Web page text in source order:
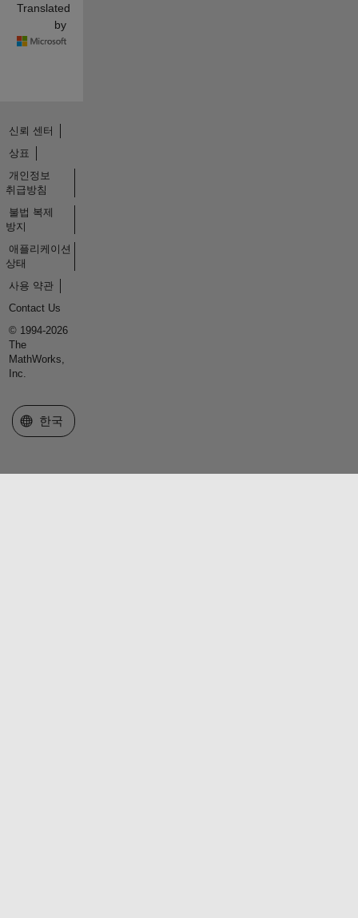
Translated
by
신뢰 센터
상표
개인정보
취급방침
불법 복제
방지
애플리케이션
상태
사용 약관
Contact Us
© 1994-2026
The
MathWorks,
Inc.
웹사이트 선택
한국